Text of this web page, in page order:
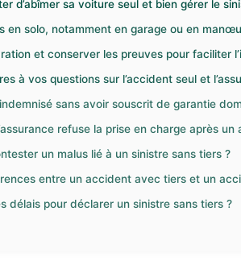
d’abîmer sa voiture seul et bien gérer le
en solo, notamment en garage ou en
et conserver les preuves pour faciliter
à vos questions sur l’accident seul et
sans avoir souscrit de garantie
refuse la prise en charge après un
un malus lié à un sinistre sans tiers ?
entre un accident avec tiers et un
délais pour déclarer un sinistre sans tiers ?